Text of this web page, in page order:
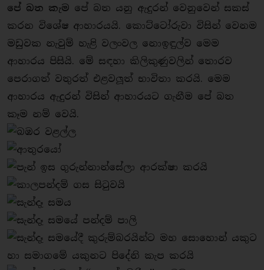
පේ බත කැම පේ බත යනු ඇදුරන් වෙනුවෙන් සකස්
කරන විශේෂ ආහාරයයි. කොට්ටෝරුවා විසින් වෙනම
මඩුවක නැවුම් හැළි වලංවල නොඉඳුල්ව මෙම
ආහාරය පිසියි. මේ සඳහා කිලිකුණුවලින් තොරව
පෙරාගත් වතුරත් එළවලූත් භාවිතා කරයි. මෙම
ආහාරය ඇදුරන් විසින් ආහාරයට ගැනීම පේ බත
කෑම නම් වෙයි.